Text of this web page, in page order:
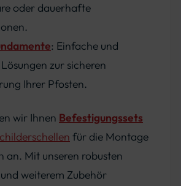
oder dauerhafte
: Einfache und
zur sicheren
Ihrer Pfosten.
wir Ihnen Befestigungssets
für die Montage
an. Mit unseren robusten
und weiterem Zubehör